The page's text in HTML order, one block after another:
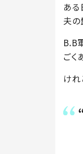
ある
夫の
B.B
ごく
けれ